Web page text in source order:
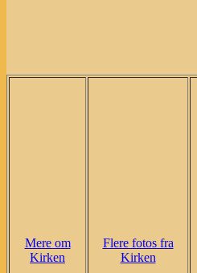
Mere om
Kirken
Flere fotos fra
Kirken